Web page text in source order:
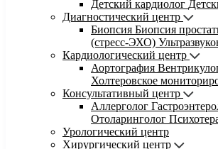
Детский кардиолог
Диагностический центр
Биопсия Биопсия
(стресс-ЭХО)
Кардиологический центр
Аортография
Холтеровское
Консультативный центр
Аллерголог
Отоларинголог
Урологический центр
Хирургический центр